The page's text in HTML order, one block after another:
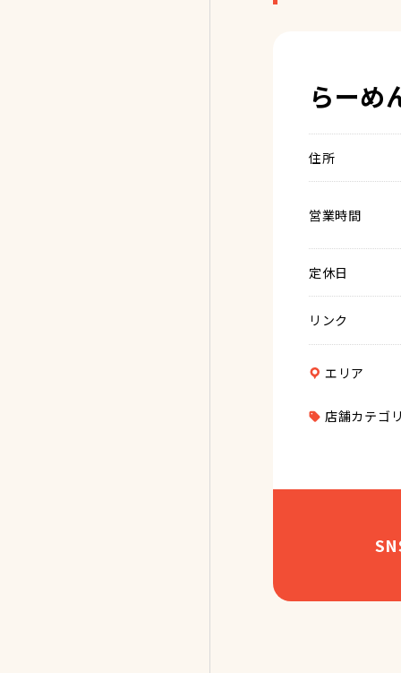
らーめ
住所
営業時間
定休日
リンク
エリア
店舗カテゴ